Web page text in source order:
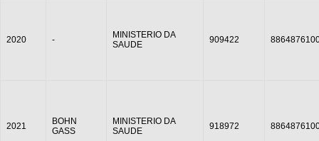
Setembro
2020 -
MINISTERIO DA
SAUDE
909422
2021
BOHN
GASS
MINISTERIO DA
SAUDE
918972